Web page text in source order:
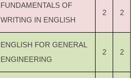
FUNDAMENTALS OF
WRITING IN ENGLISH
2 2
ENGLISH FOR GENERAL
ENGINEERING
2 2